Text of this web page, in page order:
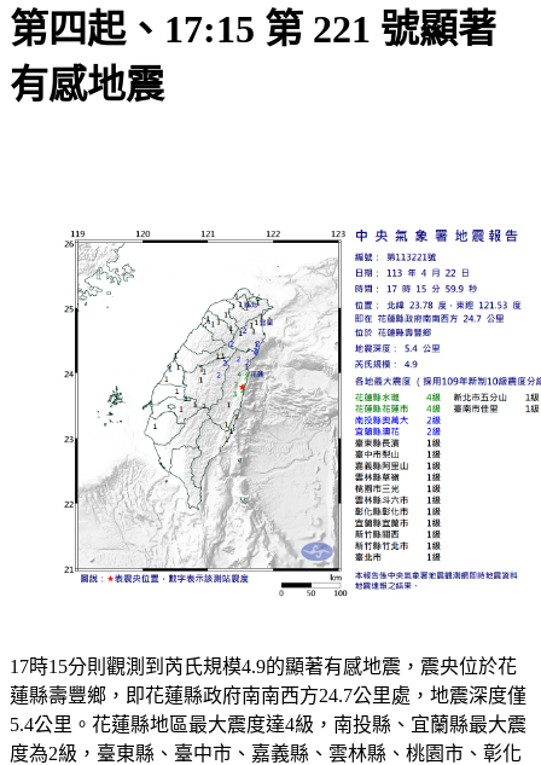
第四起、17:15 第 221 號顯著
有感地震
17時15分則觀測到芮氏規模4.9的顯著有感地震，震央位於花
蓮縣壽豐鄉，即花蓮縣政府南南西方24.7公里處，地震深度僅
5.4公里。花蓮縣地區最大震度達4級，南投縣、宜蘭縣最大震
度為2級，臺東縣、臺中市、嘉義縣、雲林縣、桃園市、彰化